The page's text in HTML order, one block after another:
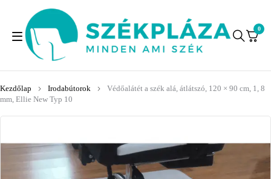
0
Kezdőlap Irodabútorok
Védőalátét a szék alá, átlátszó, 120 × 90 cm, 1, 8
mm, Ellie New Typ 10